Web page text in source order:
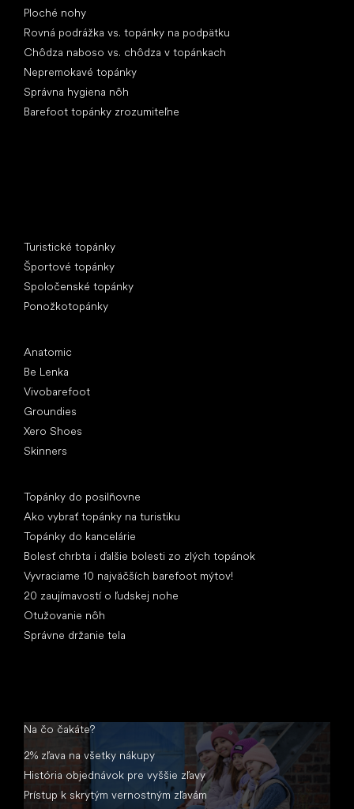
Ploché nohy
Rovná podrážka vs. topánky na podpätku
Chôdza naboso vs. chôdza v topánkach
Nepremokavé topánky
Správna hygiena nôh
Barefoot topánky zrozumiteľne
Turistické topánky
Športové topánky
Spoločenské topánky
Ponožkotopánky
Anatomic
Be Lenka
Vivobarefoot
Groundies
Xero Shoes
Skinners
Topánky do posilňovne
Ako vybrať topánky na turistiku
Topánky do kancelárie
Bolesť chrbta i ďalšie bolesti zo zlých topánok
Vyvraciame 10 najväčších barefoot mýtov!
20 zaujímavostí o ľudskej nohe
Otužovanie nôh
Správne držanie tela
Na čo čakáte?
2% zľava na všetky nákupy
História objednávok pre vyššie zľavy
Prístup k skrytým vernostným zľavám